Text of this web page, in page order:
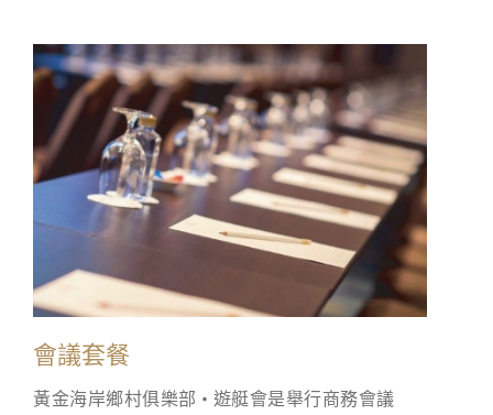
會議套餐
黃金海岸鄉村俱樂部 • 遊艇會是舉行商務會議
電話號碼:
信息: